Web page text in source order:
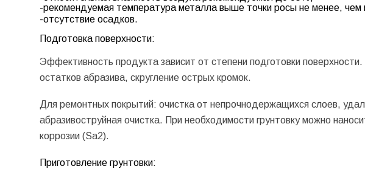
-рекомендуемая температура металла выше точки росы не менее, чем
-отсутствие осадков.
Подготовка поверхности:
Эффективность продукта зависит от степени подготовки
остатков абразива, скругление острых кромок.
Для ремонтных покрытий: очистка от непрочнодержащихся слоев,
абразивоструйная очистка. При необходимости грунтовку можно
коррозии (Sa2).
Приготовление грунтовки: